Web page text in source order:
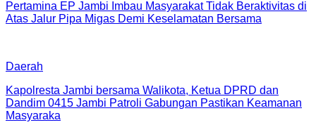
Pertamina EP Jambi Imbau Masyarakat Tidak Beraktivitas di
Atas Jalur Pipa Migas Demi Keselamatan Bersama
Daerah
Kapolresta Jambi bersama Walikota, Ketua DPRD dan
Dandim 0415 Jambi Patroli Gabungan Pastikan Keamanan
Masyaraka